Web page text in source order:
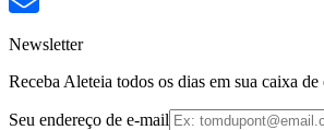
Newsletter
Receba Aleteia todos os dias em sua caixa de
Seu endereço de e-mail